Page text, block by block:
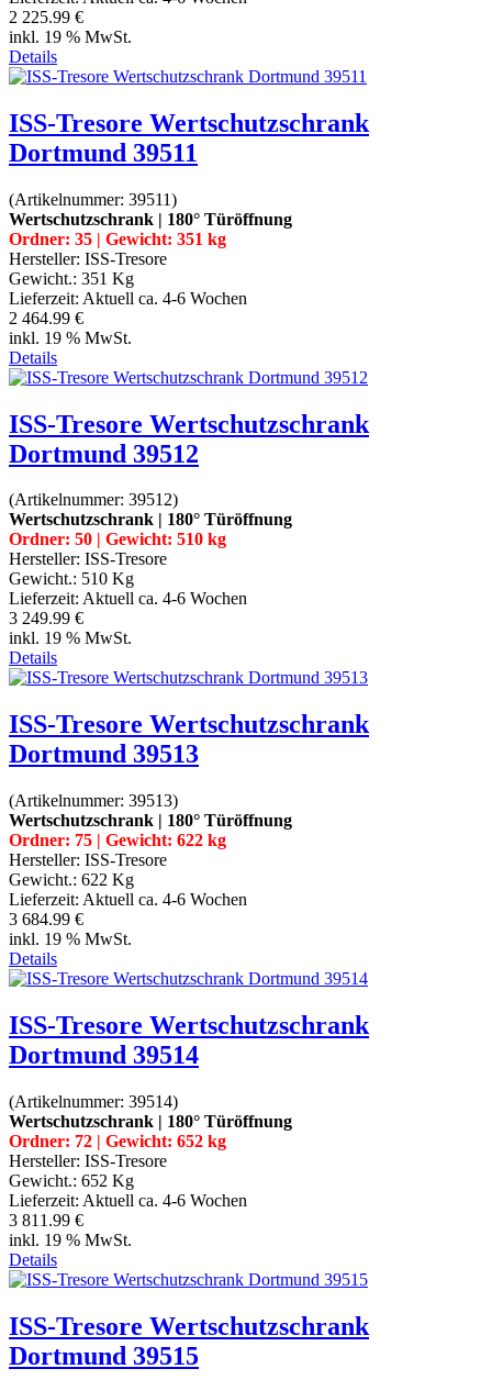
2 225.99 €
inkl. 19 % MwSt.
Details
ISS-Tresore Wertschutzschrank
Dortmund 39511
(Artikelnummer: 39511)
Wertschutzschrank | 180° Türöffnung
Ordner: 35 | Gewicht: 351 kg
Hersteller: ISS-Tresore
Gewicht.: 351 Kg
Lieferzeit: Aktuell ca. 4-6 Wochen
2 464.99 €
inkl. 19 % MwSt.
Details
ISS-Tresore Wertschutzschrank
Dortmund 39512
(Artikelnummer: 39512)
Wertschutzschrank | 180° Türöffnung
Ordner: 50 | Gewicht: 510 kg
Hersteller: ISS-Tresore
Gewicht.: 510 Kg
Lieferzeit: Aktuell ca. 4-6 Wochen
3 249.99 €
inkl. 19 % MwSt.
Details
ISS-Tresore Wertschutzschrank
Dortmund 39513
(Artikelnummer: 39513)
Wertschutzschrank | 180° Türöffnung
Ordner: 75 | Gewicht: 622 kg
Hersteller: ISS-Tresore
Gewicht.: 622 Kg
Lieferzeit: Aktuell ca. 4-6 Wochen
3 684.99 €
inkl. 19 % MwSt.
Details
ISS-Tresore Wertschutzschrank
Dortmund 39514
(Artikelnummer: 39514)
Wertschutzschrank | 180° Türöffnung
Ordner: 72 | Gewicht: 652 kg
Hersteller: ISS-Tresore
Gewicht.: 652 Kg
Lieferzeit: Aktuell ca. 4-6 Wochen
3 811.99 €
inkl. 19 % MwSt.
Details
ISS-Tresore Wertschutzschrank
Dortmund 39515